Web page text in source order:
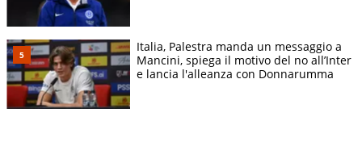
Italia, Palestra manda un messaggio a
Mancini, spiega il motivo del no all’Inter
e lancia l'alleanza con Donnarumma